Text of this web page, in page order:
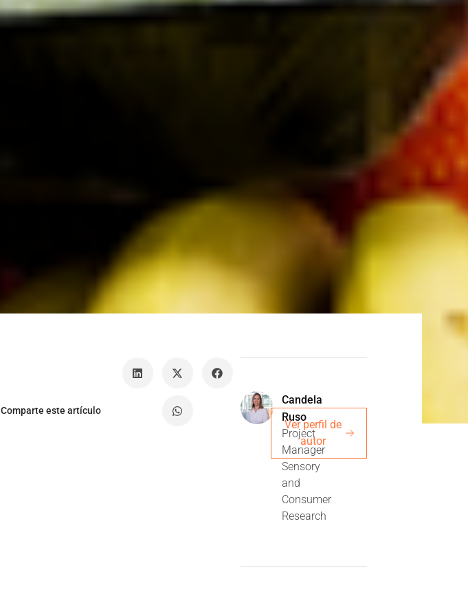
Comparte este artículo
Candela
Ruso
Project
Manager
Sensory
and
Consumer
Research
Ver perfil de
autor